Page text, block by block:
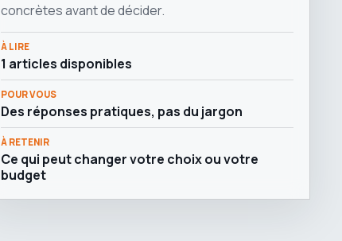
concrètes avant de décider.
À LIRE
1 articles disponibles
POUR VOUS
Des réponses pratiques, pas du jargon
À RETENIR
Ce qui peut changer votre choix ou votre
budget